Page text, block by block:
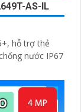
AS-IL
hỗ trợ thẻ
nước IP67